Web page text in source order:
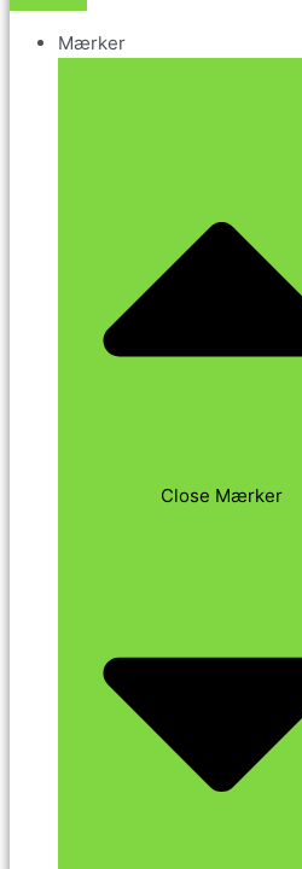
Mærker
Close Mærker